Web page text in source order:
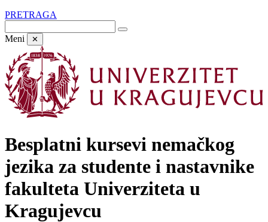
PRETRAGA
Meni ✕
Besplatni kursevi nemačkog
jezika za studente i nastavnike
fakulteta Univerziteta u
Kragujevcu